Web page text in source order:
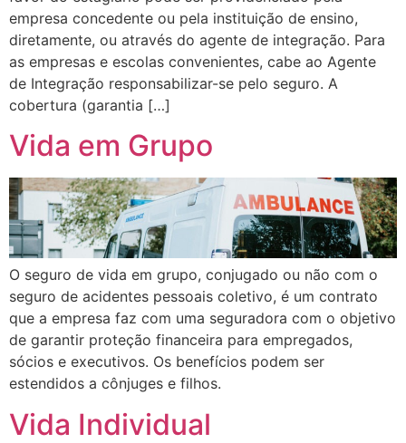
empresa concedente ou pela instituição de ensino,
diretamente, ou através do agente de integração. Para
as empresas e escolas convenientes, cabe ao Agente
de Integração responsabilizar-se pelo seguro. A
cobertura (garantia […]
Vida em Grupo
O seguro de vida em grupo, conjugado ou não com o
seguro de acidentes pessoais coletivo, é um contrato
que a empresa faz com uma seguradora com o objetivo
de garantir proteção financeira para empregados,
sócios e executivos. Os benefícios podem ser
estendidos a cônjuges e filhos.
Vida Individual